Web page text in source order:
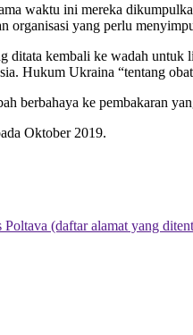
waktu ini mereka
organisasi yang perlu
kembali ke wadah
Hukum Ukraina “tentang
berbahaya ke pembakaran
Oktober 2019.
(daftar alamat yang